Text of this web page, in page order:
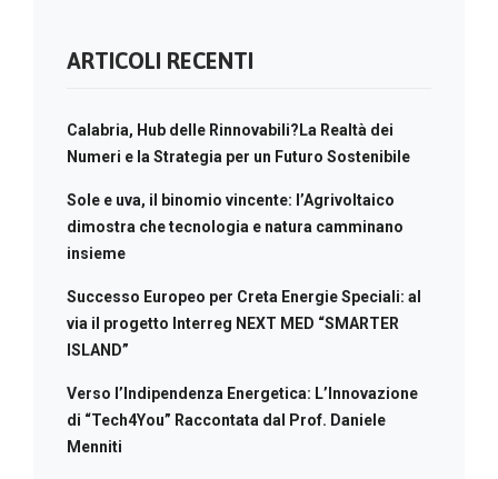
ARTICOLI RECENTI
Calabria, Hub delle Rinnovabili?La Realtà dei
Numeri e la Strategia per un Futuro Sostenibile
Sole e uva, il binomio vincente: l’Agrivoltaico
dimostra che tecnologia e natura camminano
insieme
Successo Europeo per Creta Energie Speciali: al
via il progetto Interreg NEXT MED “SMARTER
ISLAND”
Verso l’Indipendenza Energetica: L’Innovazione
di “Tech4You” Raccontata dal Prof. Daniele
Menniti